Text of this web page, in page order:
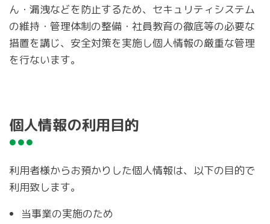
ん・漏洩などを防止するため、セキュリティシステム
の維持・管理体制の整備・社員教育の徹底等の必要な
措置を講じ、安全対策を実施し個人情報の厳重な管理
を行ないます。
個人情報の利用目的
利用者様からお預かりした個人情報は、以下の目的で
利用致します。
当事業の実施のため